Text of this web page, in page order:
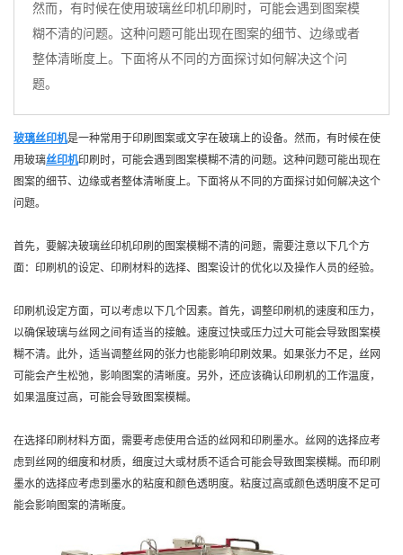
然而，有时候在使用玻璃丝印机印刷时，可能会遇到图案模
糊不清的问题。这种问题可能出现在图案的细节、边缘或者
整体清晰度上。下面将从不同的方面探讨如何解决这个问
题。
玻璃丝印机是一种常用于印刷图案或文字在玻璃上的设备。然而，有时候在使
用玻璃丝印机印刷时，可能会遇到图案模糊不清的问题。这种问题可能出现在
图案的细节、边缘或者整体清晰度上。下面将从不同的方面探讨如何解决这个
问题。
首先，要解决玻璃丝印机印刷的图案模糊不清的问题，需要注意以下几个方
面：印刷机的设定、印刷材料的选择、图案设计的优化以及操作人员的经验。
印刷机设定方面，可以考虑以下几个因素。首先，调整印刷机的速度和压力，
以确保玻璃与丝网之间有适当的接触。速度过快或压力过大可能会导致图案模
糊不清。此外，适当调整丝网的张力也能影响印刷效果。如果张力不足，丝网
可能会产生松弛，影响图案的清晰度。另外，还应该确认印刷机的工作温度，
如果温度过高，可能会导致图案模糊。
在选择印刷材料方面，需要考虑使用合适的丝网和印刷墨水。丝网的选择应考
虑到丝网的细度和材质，细度过大或材质不适合可能会导致图案模糊。而印刷
墨水的选择应考虑到墨水的粘度和颜色透明度。粘度过高或颜色透明度不足可
能会影响图案的清晰度。